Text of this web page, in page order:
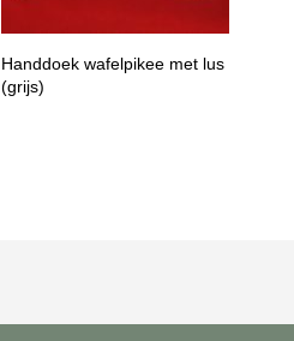
Handdoek wafelpikee met lus
(grijs)